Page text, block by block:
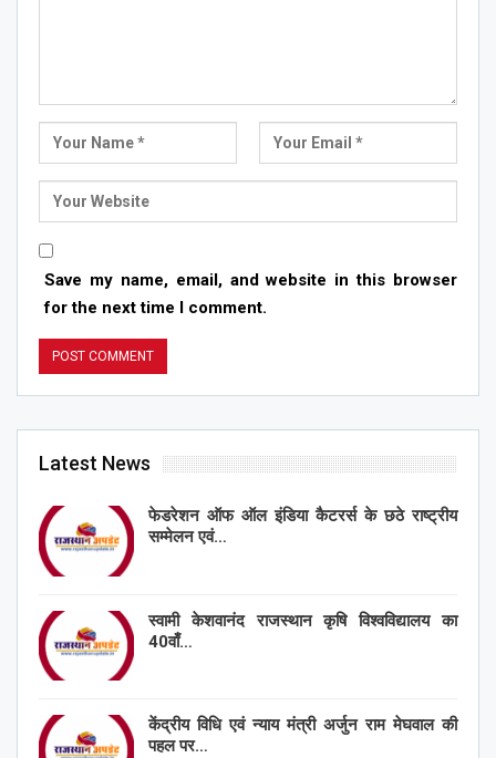
Save my name, email, and website in this browser
for the next time I comment.
Latest News
फेडरेशन ऑफ ऑल इंडिया कैटरर्स के छठे राष्ट्रीय
सम्मेलन एवं…
स्वामी केशवानंद राजस्थान कृषि विश्वविद्यालय का
40वाँ…
केंद्रीय विधि एवं न्याय मंत्री अर्जुन राम मेघवाल की
पहल पर…